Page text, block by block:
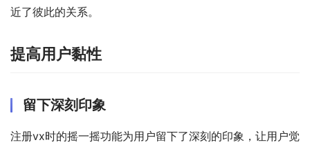
近了彼此的关系。
提高用户黏性
留下深刻印象
注册vx时的摇一摇功能为用户留下了深刻的印象，让用户觉